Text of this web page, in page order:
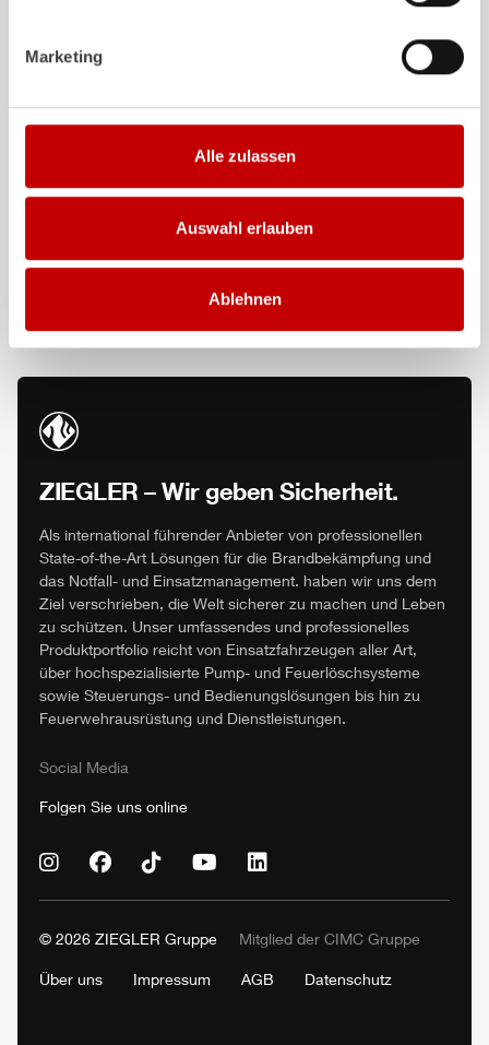
Marketing
Alle zulassen
Auswahl erlauben
Ablehnen
Digitales Produkt
Management Plattform für Fahrzeuge in Echtzeit
Z-Remote
ZIEGLER – Wir geben Sicherheit.
Als international führender Anbieter von professionellen
State-of-the-Art Lösungen für die Brandbekämpfung und
das Notfall- und Einsatzmanagement. haben wir uns dem
Ziel verschrieben, die Welt sicherer zu machen und Leben
zu schützen. Unser umfassendes und professionelles
Produktportfolio reicht von Einsatzfahrzeugen aller Art,
über hochspezialisierte Pump- und Feuerlöschsysteme
sowie Steuerungs- und Bedienungslösungen bis hin zu
Feuerwehrausrüstung und Dienstleistungen.
Social Media
Folgen Sie uns online
© 2026 ZIEGLER Gruppe Mitglied der CIMC Gruppe
Über uns Impressum AGB Datenschutz